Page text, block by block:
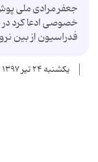
جعفر مرادی ملی
خصوصی ادعا کرد در
فدراسیون از بین
یکشنبه ۲۴ تیر ۱۳۹۷ - ۰۰:۰۰